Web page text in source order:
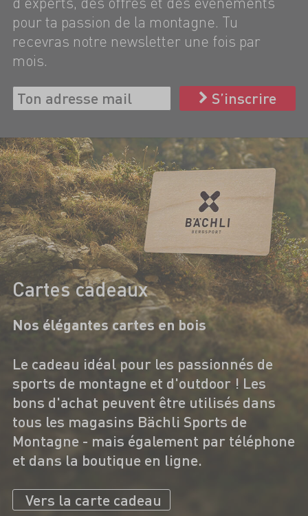
pour ta passion de la montagne. Tu
recevras notre newsletter une fois par
mois.
S’inscrire
Cartes cadeaux
Nos élégantes cartes en bois
Le cadeau idéal pour les passionnés de
sports de montagne et d'outdoor ! Les
bons d'achat peuvent être utilisés dans
tous les magasins Bächli Sports de
Montagne - mais également par téléphone
et dans la boutique en ligne.
Vers la carte cadeau